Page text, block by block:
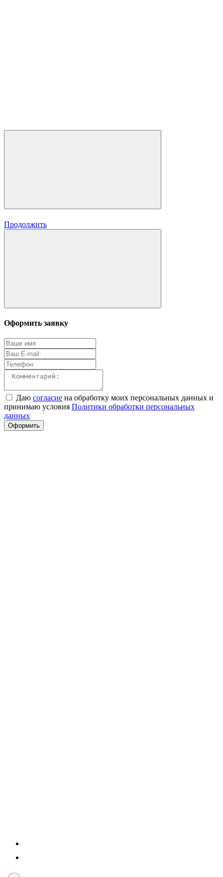
Продолжить
Оформить заявку
Даю согласие на обработку моих персональных данных и
принимаю условия Политики обработки персональных
данных
Оформить